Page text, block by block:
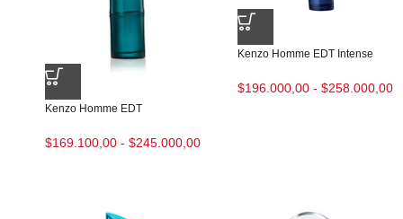
Kenzo Homme EDT
$169.100,00 - $245.000,00
Kenzo Homme EDT Intense
$196.000,00 - $258.000,00